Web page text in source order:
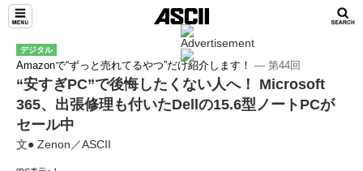
デジタル
Amazonで“ずっと売れてるやつ”だけ紹介します！ ― 第44回
“安すぎPC”で後悔したくない人へ！ Microsoft
365、出張修理も付いたDellの15.6型ノートPCが
セール中
文● Zenon／ASCII